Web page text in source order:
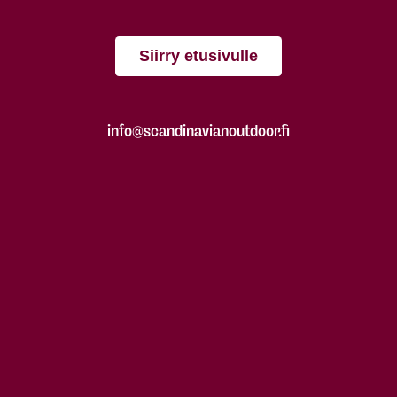
Siirry etusivulle
info@scandinavianoutdoor.fi